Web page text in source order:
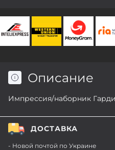
Описание
Импрессия/наборник
ДОСТАВКА
- Новой почтой по Украине